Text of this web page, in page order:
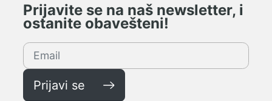
Prijavite se na naš newsletter, i
ostanite obavešteni!
Prijavi se